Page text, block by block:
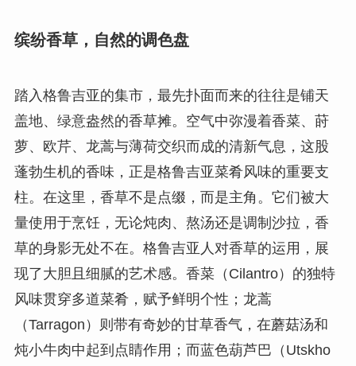
缤纷香草，自然的调色盘
踏入格鲁吉亚的集市，最先扑面而来的往往是铺天
盖地、绿意盎然的香草摊。空气中弥漫着香菜、莳
萝、欧芹、龙蒿与薄荷交织而成的清新气息，这股
蓬勃生机的香味，正是格鲁吉亚菜肴风味的重要支
柱。在这里，香草不是点缀，而是主角。它们被大
量使用于烹饪，无论炖肉、熬汤还是调制沙拉，香
草的身影无处不在。格鲁吉亚人对香草的运用，展
现了大胆且细腻的艺术感。香菜（Cilantro）的独特
风味贯穿多道菜肴，赋予鲜明个性；龙蒿
（Tarragon）则带有奇妙的甘草香气，在蘑菇汤和
炖小牛肉中起到点睛作用；而蓝色葫芦巴（Utskho